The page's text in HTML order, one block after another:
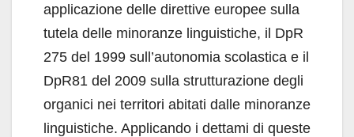
applicazione delle direttive europee sulla
tutela delle minoranze linguistiche, il DpR
275 del 1999 sull’autonomia scolastica e il
DpR81 del 2009 sulla strutturazione degli
organici nei territori abitati dalle minoranze
linguistiche. Applicando i dettami di queste